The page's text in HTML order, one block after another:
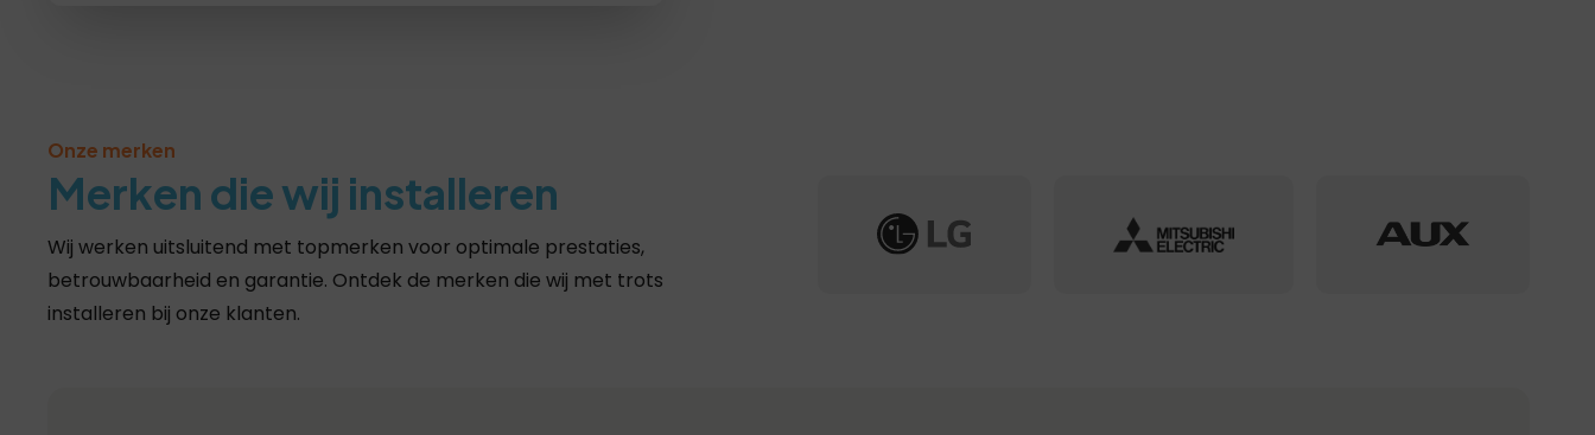
Onze merken
Merken die wij installeren
Wij werken uitsluitend met topmerken voor optimale prestaties,
betrouwbaarheid en garantie. Ontdek de merken die wij met trots
installeren bij onze klanten.